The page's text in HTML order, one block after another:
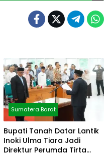
Sumatera Barat
Bupati Tanah Datar Lantik
Inoki Ulma Tiara Jadi
Direktur Perumda Tirta